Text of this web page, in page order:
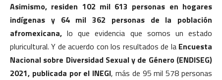
Asimismo, residen 102 mil 613 personas en hogares
indígenas y 64 mil 362 personas de la población
afromexicana, lo que evidencia que somos un estado
pluricultural. Y de acuerdo con los resultados de la Encuesta
Nacional sobre Diversidad Sexual y de Género (ENDISEG)
2021, publicada por el INEGI, más de 95 mil 578 personas